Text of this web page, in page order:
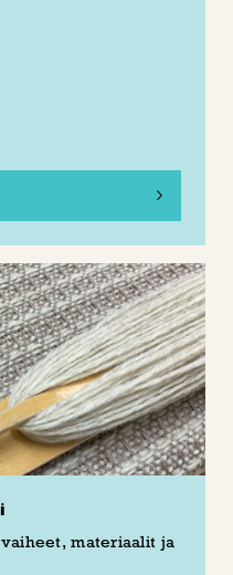
materiaalit ja